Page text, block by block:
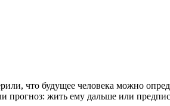
что будущее человека можно
прогноз: жить ему дальше или